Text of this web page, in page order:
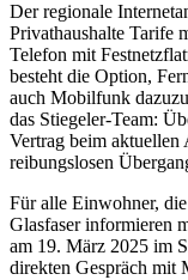
Der regionale
Privathaushalte Tarife
Telefon mit
besteht die Option,
auch Mobilfunk
das Stiegeler-Team:
Vertrag beim aktuellen
reibungslosen
Für alle Einwohner,
Glasfaser informieren
am 19. März 2025 im
direkten Gespräch mit